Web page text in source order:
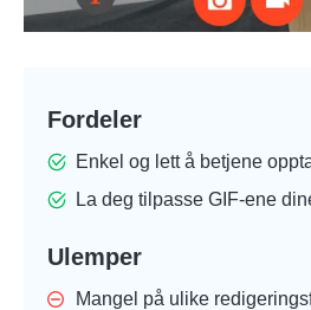
Fordeler
Enkel og lett å betjene
La deg tilpasse GIF-ene
Ulemper
Mangel på ulike